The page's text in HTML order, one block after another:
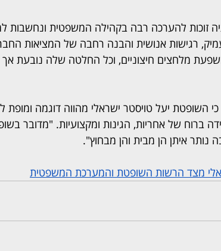
זוכות להערכה רבה בקהילה המשפטית ונחשבות
רגישות אנושית והבנה רחבה של המציאות
מלחצים חיצוניים, וכל החלטה שלה נובעת
השופטת יעל טויסטר ישראלי מהווה דוגמה ומופת
ברוח של אחריות, הגינות ומקצועיות. "מדובר
נותר איתן הן מבית והן מבחוץ".
מצד הרשות השופטת והמערכת המשפטית